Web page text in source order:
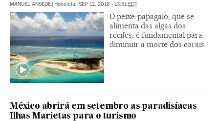
MANUEL ANSEDE | Honolulu | SEP 12, 2016 - 13:51EDT
O peixe-papagaio, que se
alimenta das algas dos
recifes, é fundamental para
diminuir a morte dos corais
México abrirá em setembro as paradisíacas
Ilhas Marietas para o turismo